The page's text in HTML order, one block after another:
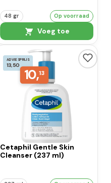
48 gr Op voorraad
Voeg toe
ADVIESPRIJS
13,50
10,13
Cetaphil Gentle Skin
Cleanser (237 ml)